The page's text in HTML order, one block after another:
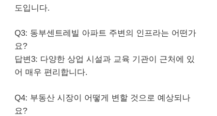
도입니다.
Q3: 동부센트레빌 아파트 주변의 인프라는 어떤가
요?
답변3: 다양한 상업 시설과 교육 기관이 근처에 있
어 매우 편리합니다.
Q4: 부동산 시장이 어떻게 변할 것으로 예상되나
요?